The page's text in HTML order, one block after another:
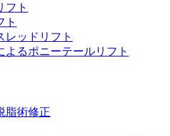
フト
ト
レッドリフト
よるポニーテールリフト
脂術修正